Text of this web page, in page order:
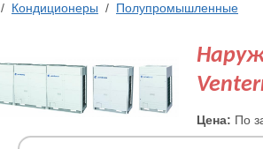
/ Кондиционеры / Полупромышленные
Цена: По